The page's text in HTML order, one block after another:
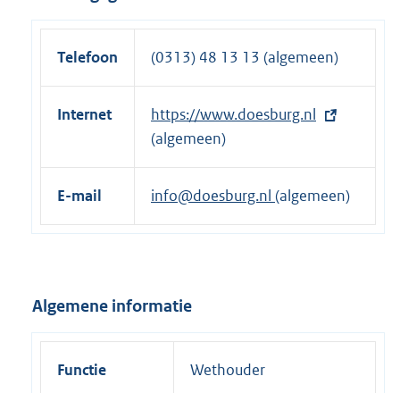
Telefoon (0313) 48 13 13 (algemeen)
Internet
E
x
t
e
n
i
n
https://www.doesburg.nl
(algemeen)
E-mail info@doesburg.nl (algemeen)
Algemene informatie
Functie Wethouder